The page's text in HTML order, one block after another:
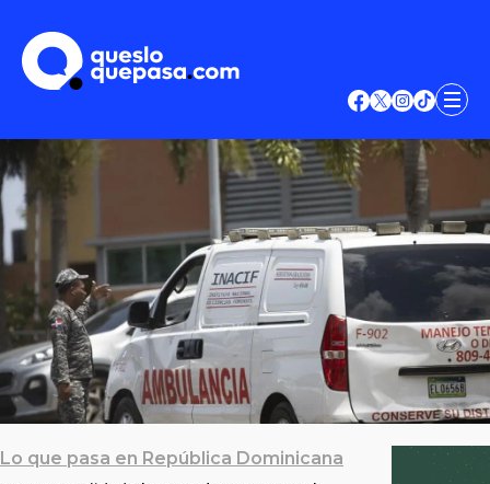
Lo que pasa en República Dominicana